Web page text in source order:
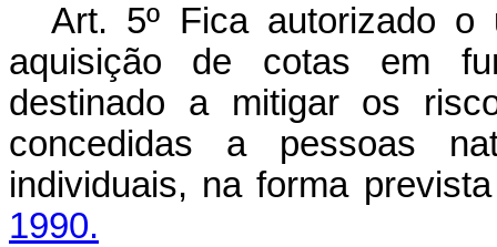
Art. 5º Fica autorizado
aquisição de cotas em
destinado a mitigar os
concedidas a pessoas
individuais, na forma
1990.